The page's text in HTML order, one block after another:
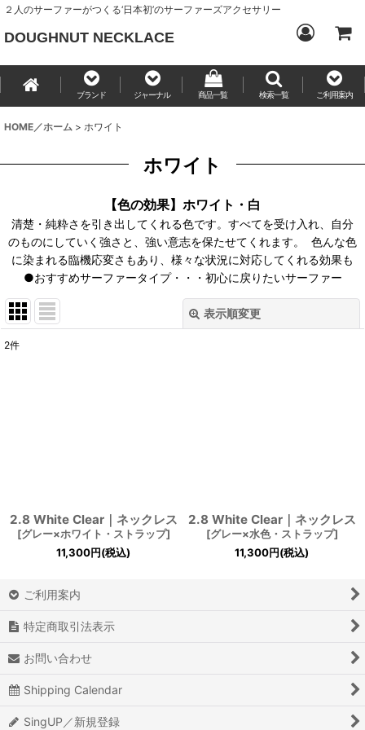
２人のサーファーがつくる‘日本初’のサーファーズアクセサリー
DOUGHNUT NECKLACE
ブランド ジャーナル 商品一覧 検索一覧 ご利用案内
HOME／ホーム > ホワイト
ホワイト
【色の効果】ホワイト・白
清楚・純粋さを引き出してくれる色です。 すべてを受け入れ、自分
のものにしていく強さと、強い意志を保たせてくれます。 色んな色
に染まれる臨機応変さもあり、様々な状況に対応してくれる効果も
●おすすめサーファータイプ・・・初心に戻りたいサーファー
表示順変更
2件
2.8 White Clear｜ネックレス
[グレー×ホワイト・ストラップ]
11,300円(税込)
2.8 White Clear｜ネックレス
[グレー×水色・ストラップ]
11,300円(税込)
ご利用案内
特定商取引法表示
お問い合わせ
Shipping Calendar
SingUP／新規登録